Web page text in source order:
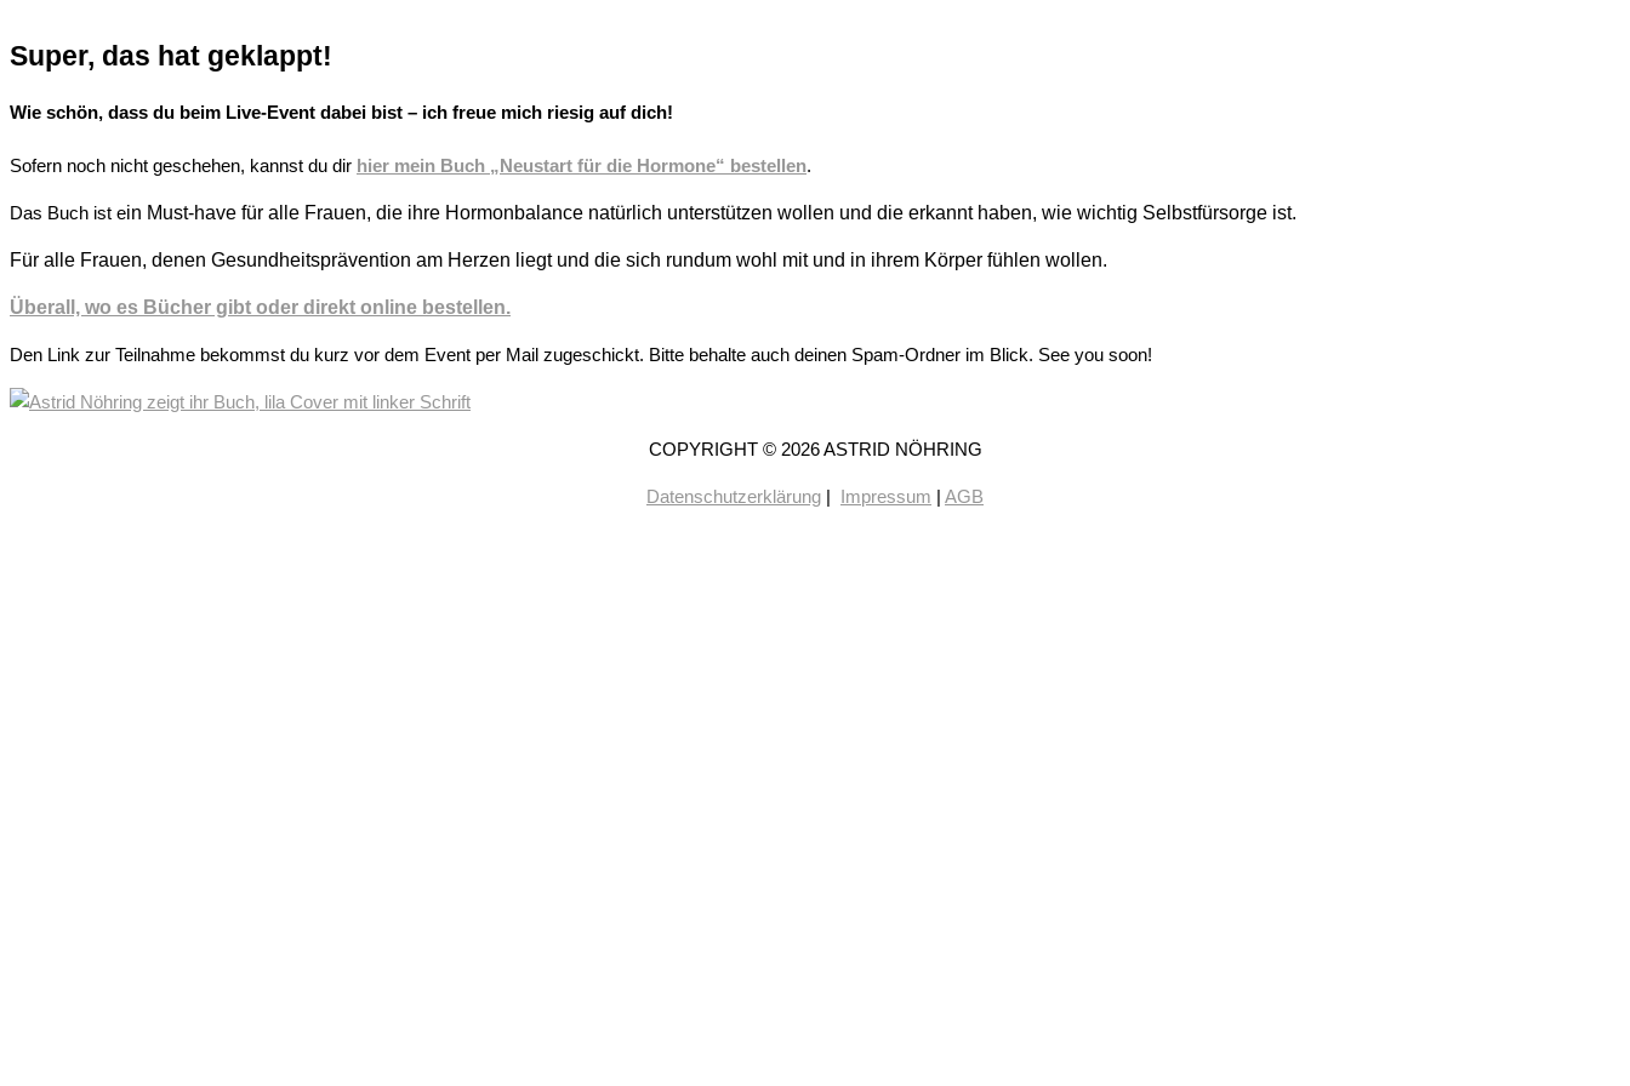
Super, das hat geklappt!
Wie schön, dass du beim Live-Event dabei bist – ich freue mich riesig auf dich!
Sofern noch nicht geschehen, kannst du dir hier mein Buch „Neustart für die Hormone“ bestellen.
Das Buch ist ein Must-have für alle Frauen, die ihre Hormonbalance natürlich unterstützen wollen und die erkannt haben, wie wichtig Selbstfürsorge ist.
Für alle Frauen, denen Gesundheitsprävention am Herzen liegt und die sich rundum wohl mit und in ihrem Körper fühlen wollen.
Überall, wo es Bücher gibt oder direkt online bestellen.
Den Link zur Teilnahme bekommst du kurz vor dem Event per Mail zugeschickt. Bitte behalte auch deinen Spam-Ordner im Blick. See you soon!
COPYRIGHT © 2026 ASTRID NÖHRING
Datenschutzerklärung | Impressum | AGB